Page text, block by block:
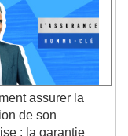
assurer la
de son